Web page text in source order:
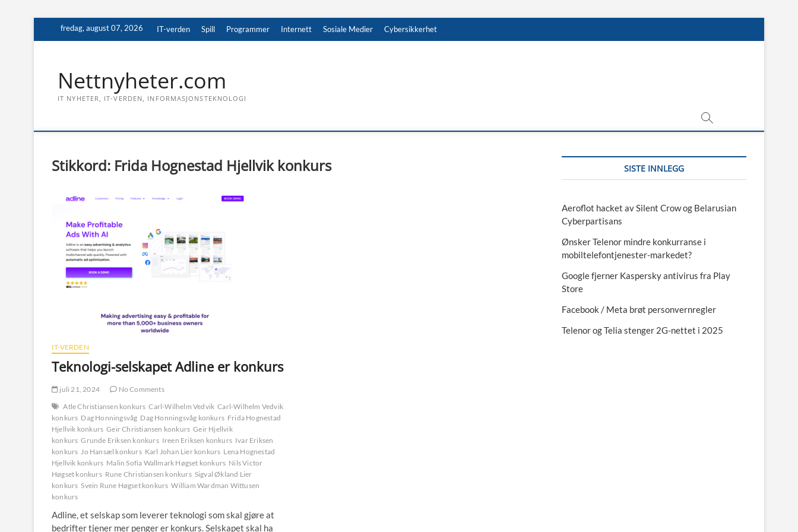
fredag, august 07, 2026 IT-verden Spill Programmer Internett Sosiale Medier Cybersikkerhet
Nettnyheter.com
IT NYHETER, IT-VERDEN, INFORMASJONSTEKNOLOGI
Stikkord: Frida Hognestad Hjellvik konkurs
IT-VERDEN
Teknologi-selskapet Adline er konkurs
juli 21, 2024
No Comments
Atle Christiansen konkurs Carl-Wilhelm Vedvik Carl-Wilhelm Vedvik
konkurs Dag Honningsvåg Dag Honningsvåg konkurs Frida Hognestad
Hjellvik konkurs Geir Christiansen konkurs Geir Hjellvik
konkurs Grunde Eriksen konkurs Ireen Eriksen konkurs Ivar Eriksen
konkurs Jo Hansæl konkurs Karl Johan Lier konkurs Lena Hognestad
Hjellvik konkurs Malin Sofia Wallmark Høgset konkurs Nils Victor
Høgset konkurs Rune Christiansen konkurs Sigval Økland Lier
konkurs Svein Rune Høgset konkurs William Wardman Wittusen
konkurs
Adline, et selskap som leverer teknologi som skal gjøre at
bedrifter tjener mer penger er konkurs. Selskapet skal ha
SISTE INNLEGG
Aeroflot hacket av Silent Crow og Belarusian
Cyberpartisans
Ønsker Telenor mindre konkurranse i
mobiltelefontjenester-markedet?
Google fjerner Kaspersky antivirus fra Play
Store
Facebook / Meta brøt personvernregler
Telenor og Telia stenger 2G-nettet i 2025